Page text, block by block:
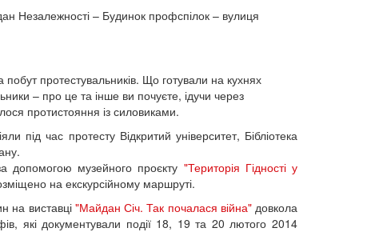
Незалежності – Будинок профспілок – вулиця
протестувальників. Що готували на кухнях
– про це та інше ви почуєте, ідучи через
протистояння із силовиками.
під час протесту Відкритий університет, Бібліотека
допомогою музейного проєкту "Територія Гідності у
на екскурсійному маршруті.
на виставці "Майдан Січ. Так почалася війна"довкола
які документували події 18, 19 та 20 лютого 2014